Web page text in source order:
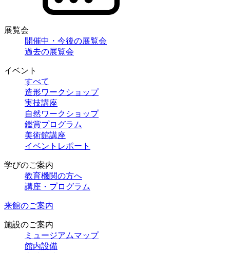
展覧会
開催中・今後の展覧会
過去の展覧会
イベント
すべて
造形ワークショップ
実技講座
自然ワークショップ
鑑賞プログラム
美術館講座
イベントレポート
学びのご案内
教育機関の方へ
講座・プログラム
来館のご案内
施設のご案内
ミュージアムマップ
館内設備